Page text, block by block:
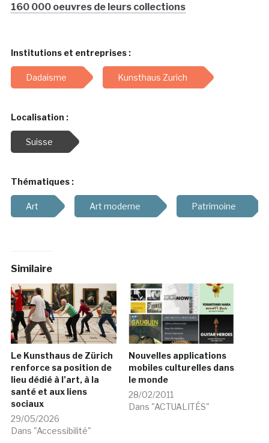
160 000 oeuvres de leurs collections
Institutions et entreprises :
Dadaisme Kunsthaus Zurich
Localisation :
Suisse
Thématiques :
Art Art moderne Patrimoine
Similaire
Le Kunsthaus de Zürich
renforce sa position de
lieu dédié à l’art, à la
santé et aux liens
sociaux
29/05/2026
Dans "Accessibilité"
Nouvelles applications
mobiles culturelles dans
le monde
28/02/2011
Dans "ACTUALITÉS"